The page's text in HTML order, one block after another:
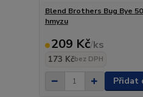
Blend Brothers Bug Bye
hmyzu
209 Kč/ks
173 Kčbez DPH
Přidat